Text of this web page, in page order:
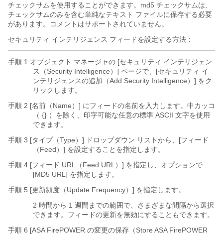
チェックサムを使用することができます。md5 チェックサムは、
チェックサムのみを含む単純なテキスト ファイルに保存する必要
があります。コメントはサポートされていません。
セキュリティ インテリジェンス フィードを設定する方法：
手順 1 オブジェクト マネージャの [セキュリティ インテリジェン
ス（Security Intelligence）] ページで、[セキュリティ イ
ンテリジェンスの追加（Add Security Intelligence）] をク
リックします。
手順 2 [名前（Name）] にフィードの名前を入力します。中カッコ
（ {} ）を除く、印字可能な任意の標準 ASCII 文字を使用
できます。
手順 3 [タイプ（Type）]
ドロップダウン リストから、[フィード
（Feed）] を設定することを指定します。
手順 4 [フィード URL（Feed URL）] を指定し、オプションで
[MD5 URL] を指定します。
手順 5 [更新頻度（Update Frequency）] を指定します。
2 時間から 1 週間までの範囲で、さまざまな間隔から選択
できます。フィードの更新を無効にすることもできます。
手順 6 [ASA FirePOWER の変更の保存（Store ASA FirePOWER